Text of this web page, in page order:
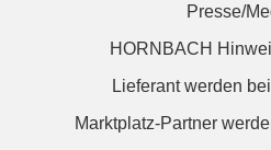
Presse/
HORNBACH
Lieferant werden
Marktplatz-Partner